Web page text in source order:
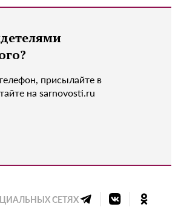
присылайте в
на sarnovosti.ru
СЕТЯХ